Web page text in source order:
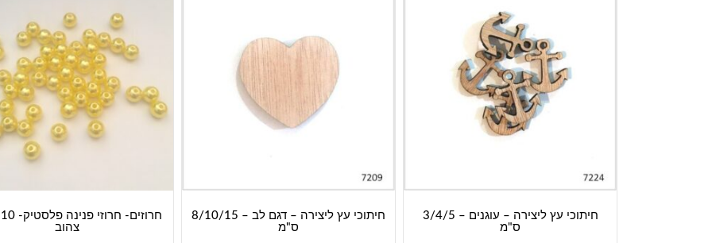
צהוב
חיתוכי עץ ליצירה – דגם לב – 8/10/15
ס"מ
חיתוכי עץ ליצירה – עוגנים – 3/4/5
ס"מ